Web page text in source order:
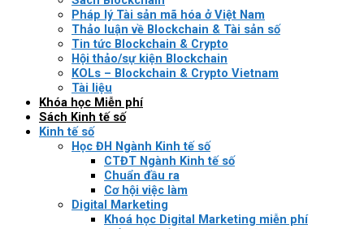
Pháp lý Tài sản mã hóa ở Việt Nam
Thảo luận về Blockchain & Tài sản số
Tin tức Blockchain & Crypto
Hội thảo/sự kiện Blockchain
KOLs – Blockchain & Crypto Vietnam
Tài liệu
Khóa học Miễn phí
Sách Kinh tế số
Kinh tế số
Học ĐH Ngành Kinh tế số
CTĐT Ngành Kinh tế số
Chuẩn đầu ra
Cơ hội việc làm
Digital Marketing
Khoá học Digital Marketing miễn phí